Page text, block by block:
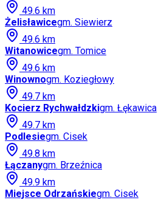
49.6 km
Żelisławicegm. Siewierz
49.6 km
Witanowicegm. Tomice
49.6 km
Winownogm. Koziegłowy
49.7 km
Kocierz Rychwałdzkigm. Łękawica
49.7 km
Podlesiegm. Cisek
49.8 km
Łączanygm. Brzeźnica
49.9 km
Miejsce Odrzańskiegm. Cisek